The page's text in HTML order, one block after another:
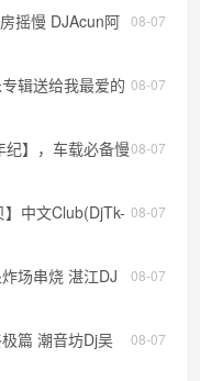
08-07
摇慢 DJAcun阿
08-07
辑送给我最爱的
08-07
纪】，车载必备慢
08-07
中文Club(DjTk-
08-07
场串烧 湛江DJ
08-07
篇 潮音坊Dj吴